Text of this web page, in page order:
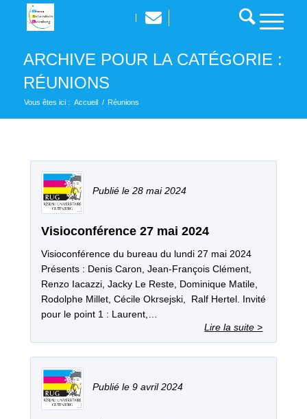
ARCHIVE POUR LA CATÉGORIE :
RÉUNIONS
Vous êtes ici : Accueil / Réunions
Visioconférence 27 mai 2024
Visioconférence du bureau du lundi 27 mai 2024
Présents : Denis Caron, Jean-François Clément,
Renzo Iacazzi, Jacky Le Reste, Dominique Matile,
Rodolphe Millet, Cécile Okrsejski, Ralf Hertel. Invité
pour le point 1 : Laurent,…
28 mai 2024
9 avril 2024